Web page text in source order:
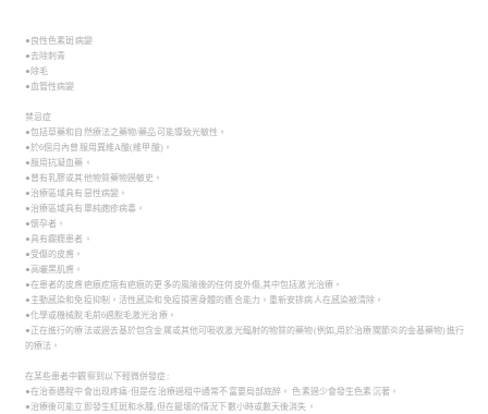
●良性色素斑病變
●去除刺青
●除毛
●血管性病變
禁忌症
●包括草藥和自然療法之藥物/藥品可能導致光敏性。
●於6個月內曾服用異維A酸(維甲酸)。
●服用抗凝血藥。
●曾有乳膠或其他物質藥物過敏史。
●治療區域具有惡性病變。
●治療區域具有單純皰疹病毒。
●懷孕者。
●具有癲癇患者。
●受傷的皮膚。
●高曬黑肌膚。
●在患者的皮膚疤痕疙瘩有疤痕的更多的風險後的任何皮外傷,其中包括激光治療。
●主動感染和免疫抑制。活性感染和免疫損害身體的癒合能力。重新安排病人在感染被清除。
●化學或機械脫毛前6週脫毛激光治療。
●正在進行的療法或過去基於包含金属或其他可吸收激光輻射的物質的藥物(例如,用於治療關節炎的金基藥物)進行
的療法。
在某些患者中觀察到以下輕微併發症:
●在治泰遇程中會出现疼痛·但是在治療過租中通常不富要局部底醉。 色素過少會發生色素沉著。
●治療後可能立即發生紅斑和水腫,但在最壞的情況下數小時或數天後消失。